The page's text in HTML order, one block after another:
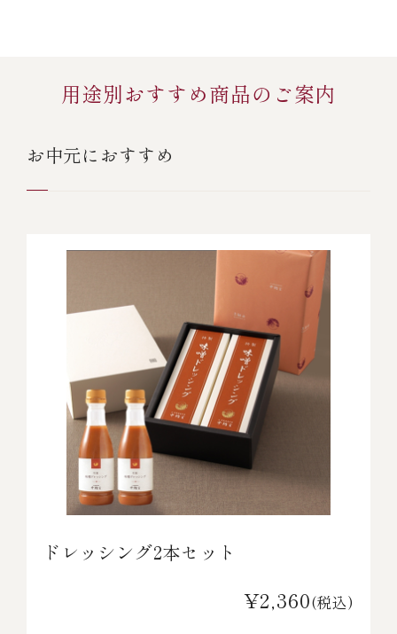
用途別おすすめ商品のご案内
お中元におすすめ
ドレッシング2本セット
¥2,360(税込)